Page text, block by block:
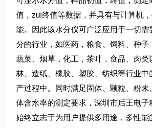
值，zui终值等数据，并具有与计算机
能。因此该水分仪可广泛应用于一切需
分的行业，如医药，粮食、饲料、种子
蔬菜、烟草，化工，茶叶，食品、肉类
林、造纸、橡胶、塑胶、纺织等行业中
产过程中。同时满足固体、颗粒、粉末
体含水率的测定要求，深圳市后王电子
始终立志于为用户提供多用途，多性能